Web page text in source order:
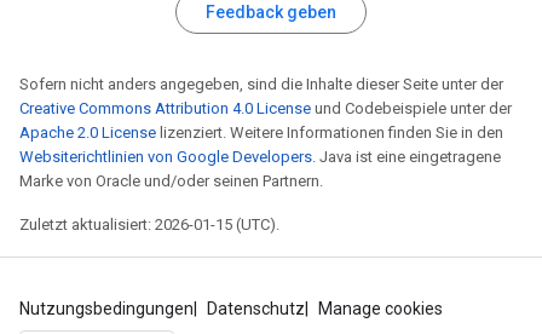
Feedback geben
Sofern nicht anders angegeben, sind die Inhalte dieser Seite unter der
Creative Commons Attribution 4.0 License und Codebeispiele unter der
Apache 2.0 License lizenziert. Weitere Informationen finden Sie in den
Websiterichtlinien von Google Developers . Java ist eine eingetragene
Marke von Oracle und/oder seinen Partnern.
Zuletzt aktualisiert: 2026-01-15 (UTC).
Nutzungsbedingungen Datenschutz Manage cookies